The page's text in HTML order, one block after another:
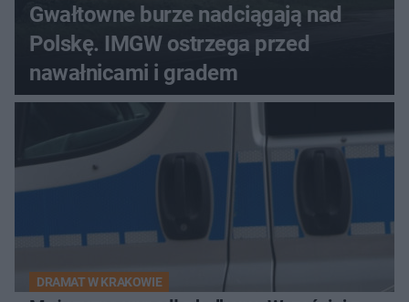
Gwałtowne burze nadciągają nad
Polskę. IMGW ostrzega przed
nawałnicami i gradem
DRAMAT W KRAKOWIE